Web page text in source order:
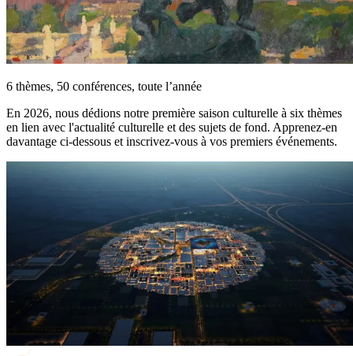
6 thèmes, 50 conférences, toute l’année
En 2026, nous dédions notre première saison culturelle à six thèmes
en lien avec l'actualité culturelle et des sujets de fond. Apprenez-en
davantage ci-dessous et inscrivez-vous à vos premiers événements.